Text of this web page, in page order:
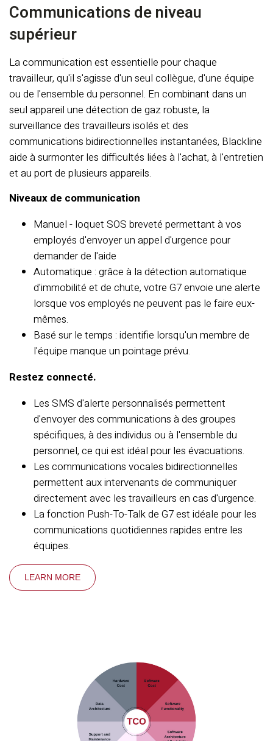
Communications de niveau
supérieur
La communication est essentielle pour chaque
travailleur, qu'il s'agisse d'un seul collègue, d'une équipe
ou de l'ensemble du personnel. En combinant dans un
seul appareil une détection de gaz robuste, la
surveillance des travailleurs isolés et des
communications bidirectionnelles instantanées, Blackline
aide à surmonter les difficultés liées à l'achat, à l'entretien
et au port de plusieurs appareils.
Niveaux de communication
Manuel - loquet SOS breveté permettant à vos
employés d'envoyer un appel d'urgence pour
demander de l'aide
Automatique : grâce à la détection automatique
d'immobilité et de chute, votre G7 envoie une alerte
lorsque vos employés ne peuvent pas le faire eux-
mêmes.
Basé sur le temps : identifie lorsqu'un membre de
l'équipe manque un pointage prévu.
Restez connecté.
Les SMS d'alerte personnalisés permettent
d'envoyer des communications à des groupes
spécifiques, à des individus ou à l'ensemble du
personnel, ce qui est idéal pour les évacuations.
Les communications vocales bidirectionnelles
permettent aux intervenants de communiquer
directement avec les travailleurs en cas d'urgence.
La fonction Push-To-Talk de G7 est idéale pour les
communications quotidiennes rapides entre les
équipes.
LEARN MORE